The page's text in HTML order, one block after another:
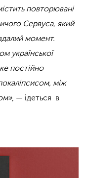
повторювані
Сервуса, який
момент.
української
постійно
між
, — ідеться в